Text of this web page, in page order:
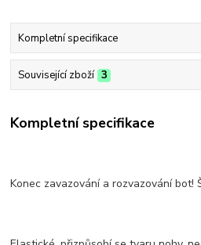
Kompletní specifikace
Související zboží 3
Kompletní specifikace
Konec zavazování a rozvazování bot!